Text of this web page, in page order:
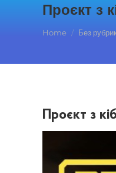
Проєкт з
You are here:
Home Без
Проєкт з